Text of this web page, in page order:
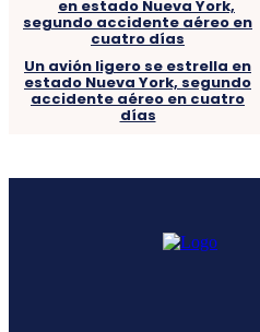
Un avión ligero se estrella en
estado Nueva York, segundo
accidente aéreo en cuatro
días